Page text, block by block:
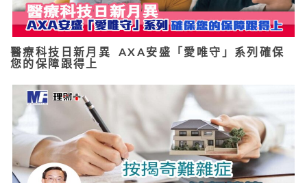
醫療科技日新月異 AXA安盛「愛唯守」系列確保
您的保障跟得上